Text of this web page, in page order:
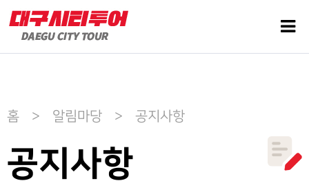
홈 > 알림마당 > 공지사항
공지사항